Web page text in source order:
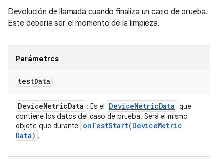
Devolución de llamada cuando finaliza un caso de prueba.
Este debería ser el momento de la limpieza.
Parámetros
testData
DeviceMetricData : Es el DeviceMetricData que
contiene los datos del caso de prueba. Será el mismo
objeto que durante onTestStart(DeviceMetric
Data) .